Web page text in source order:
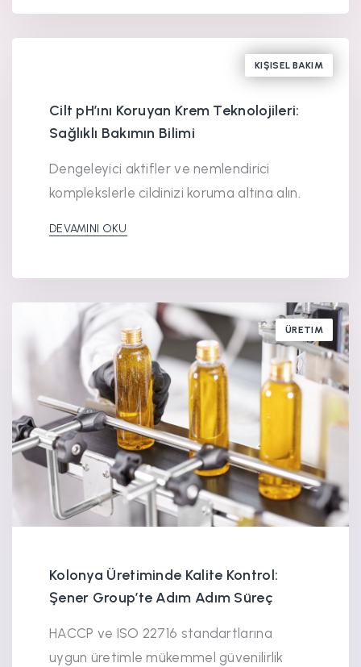
KIŞISEL BAKIM
Cilt pH’ını Koruyan Krem Teknolojileri:
Sağlıklı Bakımın Bilimi
Dengeleyici aktifler ve nemlendirici
komplekslerle cildinizi koruma altına alın.
DEVAMINI OKU
ÜRETIM
Kolonya Üretiminde Kalite Kontrol:
Şener Group’te Adım Adım Süreç
HACCP ve ISO 22716 standartlarına
uygun üretimle mükemmel güvenilirlik